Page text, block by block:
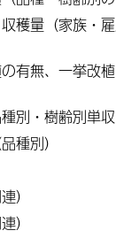
穫量（家族・
有無、一挙改
別・樹齢別単
種別）
）
）